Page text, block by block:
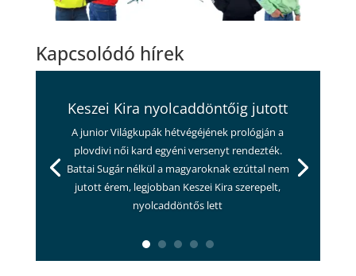
Kapcsolódó hírek
Keszei Kira nyolcaddöntőig jutott
A junior Világkupák hétvégéjének prológján a
plovdivi női kard egyéni versenyt rendezték.
Battai Sugár nélkül a magyaroknak ezúttal nem
jutott érem, legjobban Keszei Kira szerepelt,
nyolcaddöntős lett